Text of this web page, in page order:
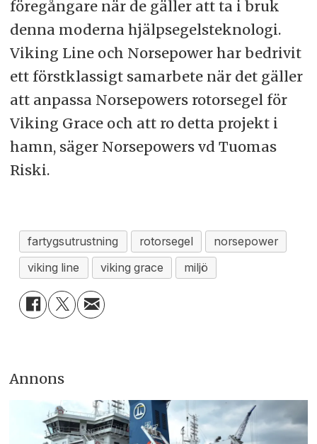
föregångare när de gäller att ta i bruk
denna moderna hjälpsegelsteknologi.
Viking Line och Norsepower har bedrivit
ett förstklassigt samarbete när det gäller
att anpassa Norsepowers rotorsegel för
Viking Grace och att ro detta projekt i
hamn, säger Norsepowers vd Tuomas
Riski.
fartygsutrustning rotorsegel
norsepower
viking line
viking grace miljö
Annons